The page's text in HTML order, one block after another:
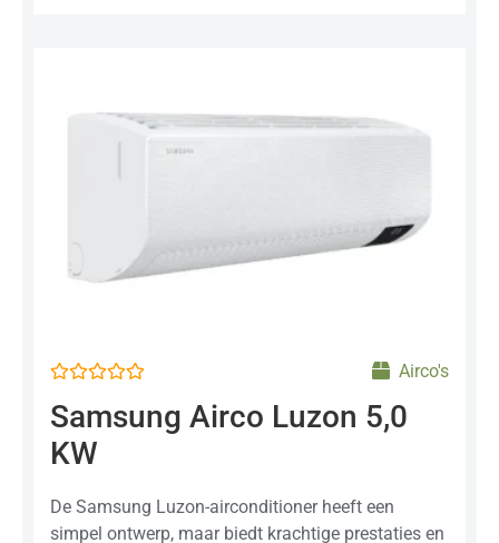
0
uit
5
Airco's
Samsung Airco Luzon 5,0
KW
De Samsung Luzon-airconditioner heeft een
simpel ontwerp, maar biedt krachtige prestaties en